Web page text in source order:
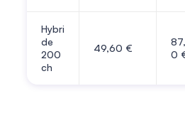
Hybri
de
200
ch
49,60 €
0